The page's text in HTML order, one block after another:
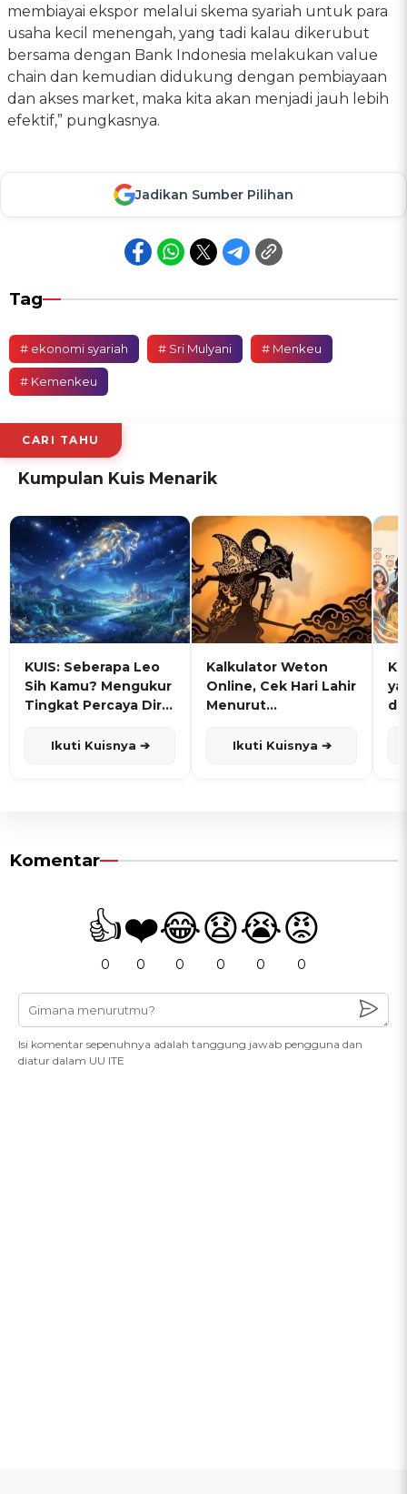
membiayai ekspor melalui skema syariah untuk para
usaha kecil menengah, yang tadi kalau dikerubut
bersama dengan Bank Indonesia melakukan value
chain dan kemudian didukung dengan pembiayaan
dan akses market, maka kita akan menjadi jauh lebih
efektif,” pungkasnya.
Jadikan Sumber Pilihan
Tag
# ekonomi syariah # Sri Mulyani # Menkeu
# Kemenkeu
CARI TAHU
Kumpulan Kuis Menarik
KUIS: Seberapa Leo
Sih Kamu? Mengukur
Tingkat Percaya Diri
Ikuti Kuisnya ➔
Kalkulator Weton
Online, Cek Hari Lahir
Menurut
Ikuti Kuisnya ➔
Komentar
👍
0
❤️
0
😂
0
😧
0
😭
0
😡
0
Isi komentar sepenuhnya adalah tanggung jawab pengguna dan
diatur dalam UU ITE